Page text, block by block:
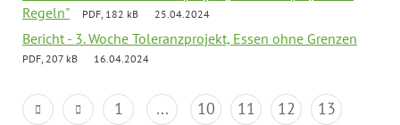
Regeln"
PDF, 182 kB 25.04.2024
Bericht - 3. Woche Toleranzprojekt, Essen ohne Grenzen
PDF, 207 kB 16.04.2024
1 ... 10 11 12
13